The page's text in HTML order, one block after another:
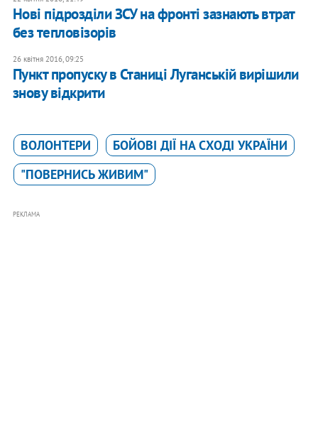
Нові підрозділи ЗСУ на фронті зазнають втрат
без тепловізорів
26 квітня 2016, 09:25
Пункт пропуску в Станиці Луганській вирішили
знову відкрити
ВОЛОНТЕРИ
БОЙОВІ ДІЇ НА СХОДІ УКРАЇНИ
"ПОВЕРНИСЬ ЖИВИМ"
РЕКЛАМА